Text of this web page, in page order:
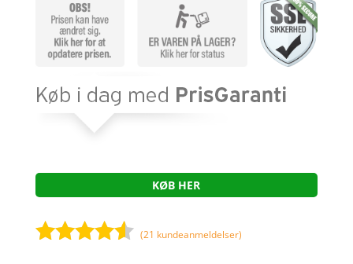
KØB HER
(21 kundeanmeldelser)